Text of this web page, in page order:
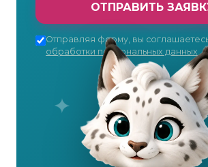
ОТПРАВИТЬ
Отправляя форму, вы
обработки персональных данных